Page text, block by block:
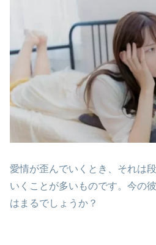
愛情が歪んでいくとき、それは
いくことが多いものです。今の
はまるでしょうか？